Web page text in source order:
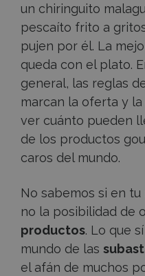
un chiringuito
pescaíto frito a
pujen por él. La
queda con el plato.
general, las reglas
marcan la oferta y
ver cuánto pueden
de los productos
caros del mundo.
No sabemos si en
no la posibilidad de
productos. Lo que
mundo de las
el afán de muchos